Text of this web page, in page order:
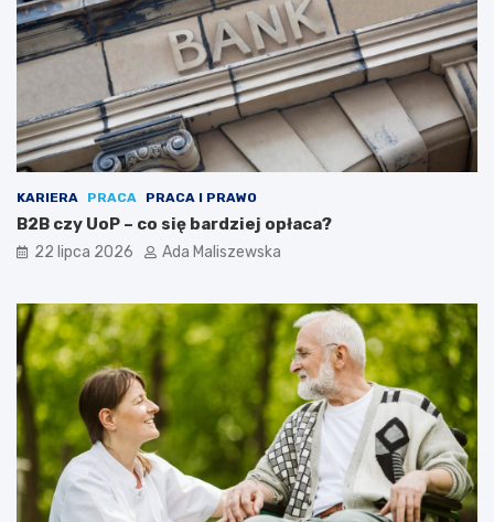
KARIERA PRACA PRACA I PRAWO
B2B czy UoP – co się bardziej opłaca?
22 lipca 2026 Ada Maliszewska